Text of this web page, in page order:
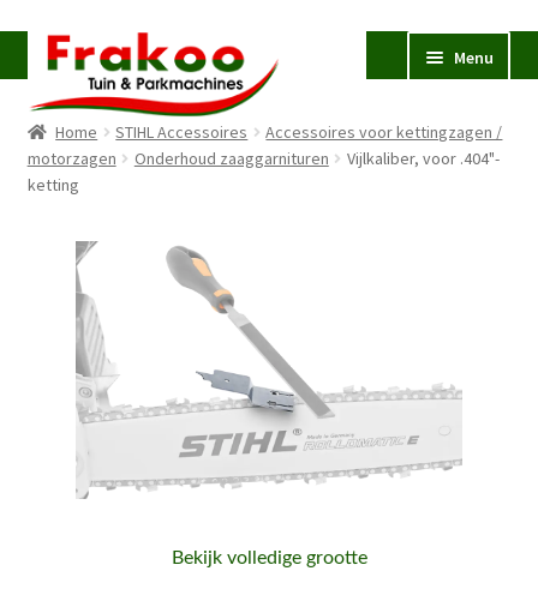
Ga
door
naar
navigatie
Ga
naar
de
inhoud
Menu
Homepage
Verkoop en Reparatie
STIHL
Accessoires
Contact
Home STIHL Accessoires
Accessoires voor kettingzagen /
motorzagen
Onderhoud zaaggarnituren
Vijlkaliber, voor .404"-
ketting
Bekijk volledige grootte